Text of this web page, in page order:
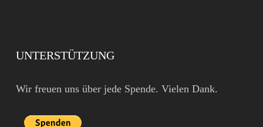
UNTERSTÜTZUNG
Wir freuen uns über jede Spende. Vielen Dank.